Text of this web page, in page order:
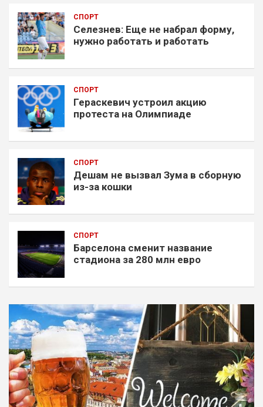
СПОРТ
Селезнев: Еще не набрал форму,
нужно работать и работать
СПОРТ
Гераскевич устроил акцию
протеста на Олимпиаде
СПОРТ
Дешам не вызвал Зума в сборную
из-за кошки
СПОРТ
Барселона сменит название
стадиона за 280 млн евро